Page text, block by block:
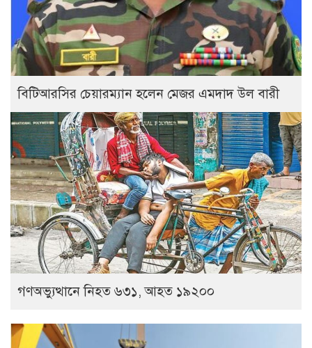
বিটিআরসির চেয়ারম্যান হলেন মেজর এমদাদ উল বারী
গণঅভ্যুত্থানে নিহত ৬৩১, আহত ১৯২০০